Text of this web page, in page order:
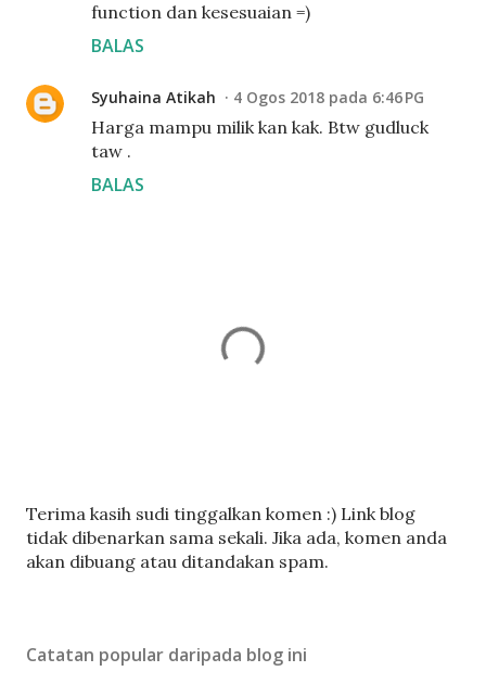
function dan kesesuaian =)
BALAS
Syuhaina Atikah 4 Ogos 2018 pada 6:46 PG
Harga mampu milik kan kak. Btw gudluck
taw .
BALAS
C
a
t
l
Terima kasih sudi tinggalkan komen :) Link blog
tidak dibenarkan sama sekali. Jika ada, komen anda
akan dibuang atau ditandakan spam.
Catatan popular daripada blog ini